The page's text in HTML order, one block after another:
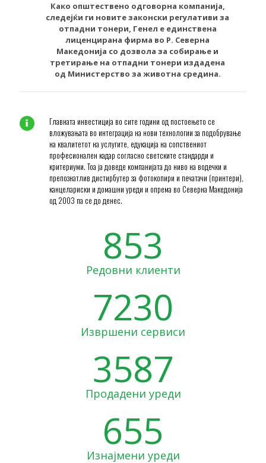
Како општествено одговорна компанија,
следејќи ги новите законски регулативи за
отпадни тонери, Генел е единствена
лиценцирана фирма во Р. Северна
Македонија со дозвола за собирање и
третирање на отпадни тонери издадена
од Министерство за животна средина.
Главната инвестиција во сите години од постоењето се
вложувањата во интеграција на нови технологии за подобрување
на квалитетот на услугите, едукација на сопствениот
професионален кадар согласно светските стандарди и
критериуми. Тоа ја доведе компанијата до ниво на водечки и
препознатлив дистирбутер за фотокопири и печатачи (принтери),
канцeлариски и домашни уреди и опрема во Северна Македонија
од 2003 па се до денес.
853
Редовни клиенти
7230
Извршени сервиси
3587
Продадени уреди
655
Изнајмени уреди